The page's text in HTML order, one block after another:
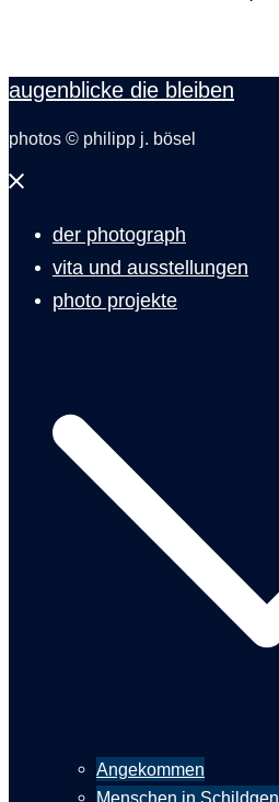
augenblicke die bleiben
photos © philipp j. bösel
Menü
der photograph
vita und ausstellungen
photo projekte
Angekommen
Menschen in Schildgen